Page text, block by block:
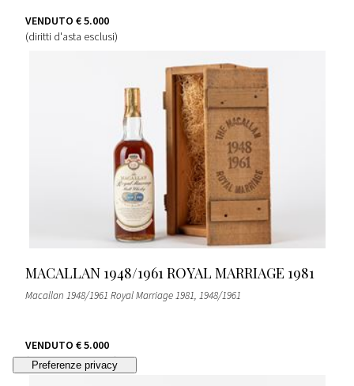
VENDUTO € 5.000
(diritti d'asta esclusi)
MACALLAN 1948/1961 ROYAL MARRIAGE 1981
Macallan 1948/1961 Royal Marriage 1981, 1948/1961
VENDUTO € 5.000
(diritti d'asta esclusi)